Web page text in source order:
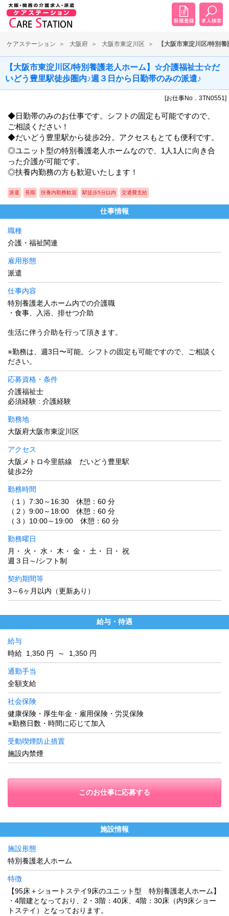
ケアステーション 大阪府 大阪市東淀川区 【大阪市東淀川区/特別
【大阪市東淀川区/特別養護老人ホーム】☆介護福祉士☆だ
いどう豊里駅徒歩圏内♪週３日から日勤帯のみの派遣♪
[お仕事No．3TN0551]
◆日勤帯のみのお仕事です。シフトの固定も可能ですので、
ご相談ください！
◆だいどう豊里駅から徒歩2分。アクセスもとても便利です。
◎ユニット型の特別養護老人ホームなので、1人1人に向き合
った介護が可能です。
◎扶養内勤務の方も歓迎いたします！
派遣 長期 扶養内勤務歓迎 駅徒歩5分以内 交通費支給
仕事情報
職種
介護・福祉関連
雇用形態
派遣
仕事内容
特別養護老人ホーム内での介護職
・食事、入浴、排せつ介助
生活に伴う介助を行って頂きます。
※勤務は、週3日〜可能。シフトの固定も可能ですので、ご相談く
ださい。
応募資格・条件
介護福祉士
必須経験 : 介護経験
勤務地
大阪府大阪市東淀川区
アクセス
大阪メトロ今里筋線 だいどう豊里駅
徒歩2分
勤務時間
（１）7:30～16:30 休憩：60 分
（２）9:00～18:00 休憩：60 分
（３）10:00～19:00 休憩：60 分
勤務曜日
月・ 火・ 水・ 木・ 金・ 土・ 日・ 祝
週３日～/シフト制
契約期間等
3～6ヶ月以内（更新あり）
給与・待遇
給与
時給 1,350 円 ～ 1,350 円
通勤手当
全額支給
社会保険
健康保険・厚生年金・雇用保険・労災保険
※勤務日数・時間に応じて加入
受動喫煙防止措置
施設内禁煙
このお仕事に応募する
施設情報
施設形態
特別養護老人ホーム
特徴
【95床＋ショートステイ9床のユニット型 特別養護老人ホーム】
・4階建となっており、2・3階：40床、4階：30床（内9床ショー
トステイ）となっております。